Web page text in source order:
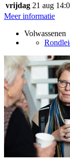
vrijdag 21 aug
Meer informatie
Volwassenen